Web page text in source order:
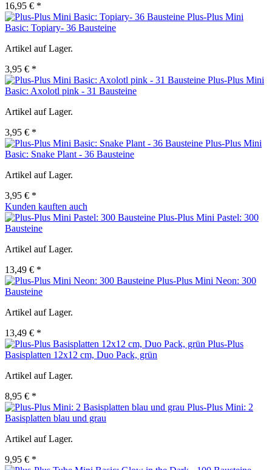
16,95 € *
Plus-Plus Mini
Basic: Topiary- 36 Bausteine
Artikel auf Lager.
3,95 € *
Plus-Plus Mini
Basic: Axolotl pink - 31 Bausteine
Artikel auf Lager.
3,95 € *
Plus-Plus Mini
Basic: Snake Plant - 36 Bausteine
Artikel auf Lager.
3,95 € *
Kunden kauften auch
Plus-Plus Mini Pastel: 300
Bausteine
Artikel auf Lager.
13,49 € *
Plus-Plus Mini Neon: 300
Bausteine
Artikel auf Lager.
13,49 € *
Plus-Plus
Basisplatten 12x12 cm, Duo Pack, grün
Artikel auf Lager.
8,95 € *
Plus-Plus Mini: 2
Basisplatten blau und grau
Artikel auf Lager.
9,95 € *